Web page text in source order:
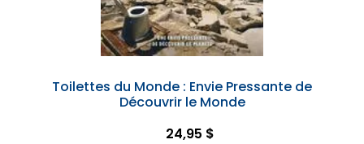
Toilettes du Monde : Envie Pressante de
Découvrir le Monde
24,95 $